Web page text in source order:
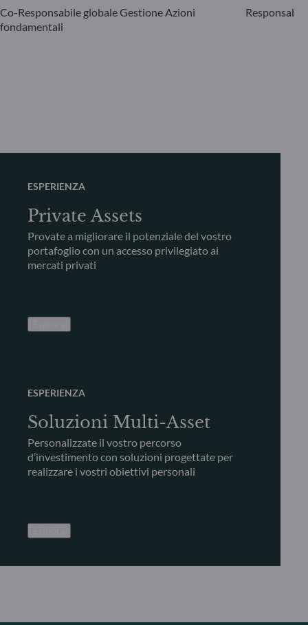
Co-Responsabile globale Gestione Azioni
fondamentali
ESPERIENZA
Private Assets
Provate a migliorare il potenziale del vostro
portafoglio con un accesso privilegiato ai
mercati privati
ESPERIENZA
Soluzioni Multi-Asset
Personalizzate il vostro percorso
d’investimento con soluzioni progettate per
realizzare i vostri obiettivi personali